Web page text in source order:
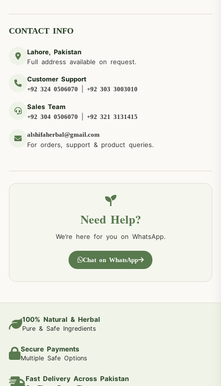
CONTACT INFO
Lahore, Pakistan
Full address available on request.
Customer Support
+92 324 0506070 +92 303 3003010
Sales Team
+92 304 0506070 +92 321 3131415
alshifaherbal@gmail.com
For orders, support & product queries.
Need Help?
We’re here for you on WhatsApp.
Chat on WhatsApp
100% Natural & Herbal
Pure & Safe Ingredients
Secure Payments
Multiple Safe Options
Fast Delivery Across Pakistan